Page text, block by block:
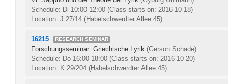
Schedule: Di 10:00-12:00 (Class starts on: 2016-10-18)
Location: J 27/14 (Habelschwerdter Allee 45)
16215 RESEARCH SEMINAR
Forschungsseminar: Griechische Lyrik (Gerson Schade)
Schedule: Do 16:00-18:00 (Class starts on: 2016-10-20)
Location: K 29/204 (Habelschwerdter Allee 45)